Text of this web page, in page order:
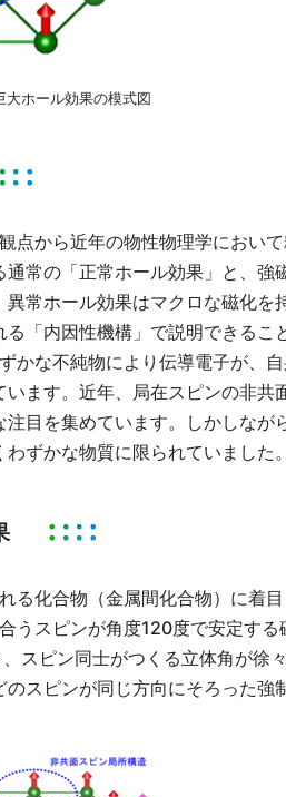
大ホール効果の模式図
から近年の物性物理学におい
常の「正常ホール効果」と、強
常ホール効果はマクロな磁化を
「内因性機構」で説明できるこ
かな不純物により伝導電子が、
ます。近年、局在スピンの非共
目を集めています。しかしなが
ずかな物質に限られていました。
る化合物（金属間化合物）に着
うスピンが角度120度で安定する
スピン同士がつくる立体角が徐
スピンが同じ方向にそろった強